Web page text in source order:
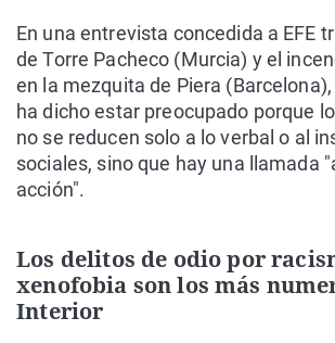
En una entrevista concedida a EFE
de Torre Pacheco (Murcia) y el
en la mezquita de Piera (Barcelona),
ha dicho estar preocupado porque
no se reducen solo a lo verbal o al
sociales, sino que hay una llamada
acción".
Los delitos de odio por
xenofobia son los más
Interior